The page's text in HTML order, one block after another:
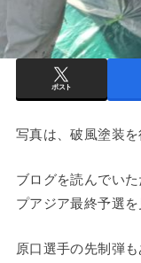
ポスト
写真は、破風塗装を
ブログを読んでい
プアジア最終予選を
原口選手の先制弾